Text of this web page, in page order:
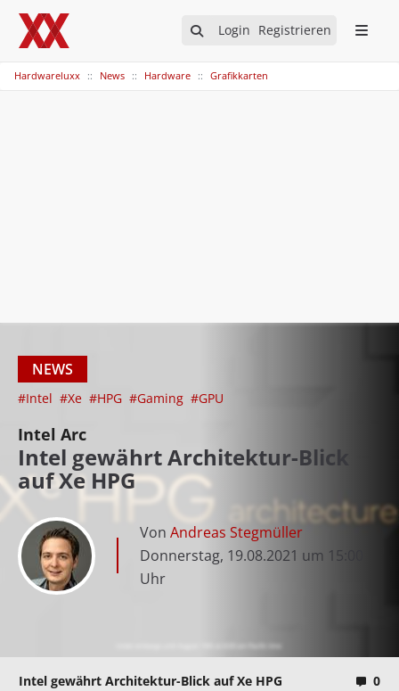
Login Registrieren
Hardwareluxx News Hardware Grafikkarten
NEWS
#Intel #Xe #HPG #Gaming #GPU
Intel Arc
Intel gewährt Architektur-Blick
auf Xe HPG
Von Andreas Stegmüller
Donnerstag, 19.08.2021 um 15:00
Uhr
Intel gewährt Architektur-Blick auf Xe HPG 0